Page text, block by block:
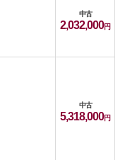
中古
2,032,000
中古
5,318,000